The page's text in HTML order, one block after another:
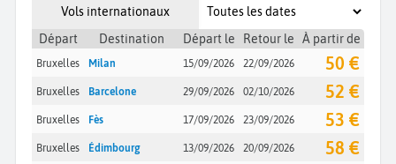
Vols internationaux
Départ
Destination Départ le Retour le À partir de
Bruxelles Milan 15/09/2026 22/09/2026 50 €
Bruxelles Barcelone 29/09/2026 02/10/2026 52 €
Bruxelles Fès 17/09/2026 23/09/2026 53 €
Bruxelles Édimbourg 13/09/2026 20/09/2026 58 €